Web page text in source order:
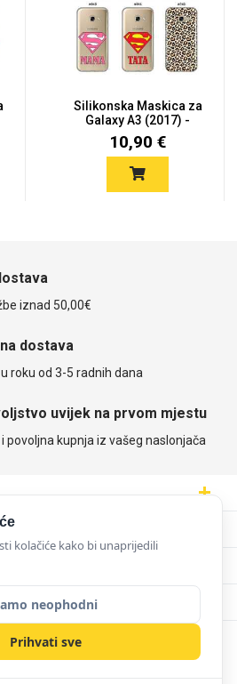
Silikonska Maskica za
Galaxy A3 (2017) -
Šaren...
10,90 €
iznad 50,00€
dostava
roku od 3-5 radnih dana
uvijek na prvom mjestu
povoljna kupnja iz vašeg naslonjača
Zagreb
raskid ugovora
PLAĆANJA
kolačiće kako bi unaprijedili
neophodni
Prihvati sve